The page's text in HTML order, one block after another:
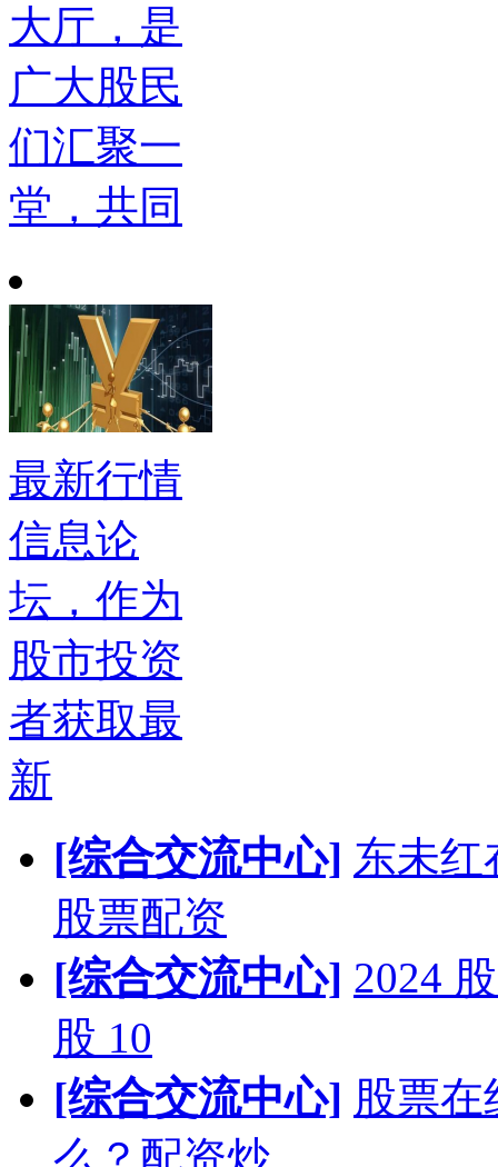
大厅，是
广大股民
们汇聚一
堂，共同
最新行情
信息论
坛，作为
股市投资
者获取最
新
[综合交流中心] 东未红
股票配资
[综合交流中心] 2024
股 10
[综合交流中心] 股票
么？配资炒